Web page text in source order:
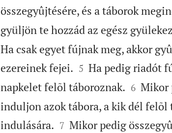
összegyûjtésére, és a táborok
gyüljön te hozzád az egész
Ha csak egyet fújnak meg, akkor
ezereinek fejei.
5 Ha pedig riadót
napkelet felõl táboroznak.
6 Mikor
induljon azok tábora, a kik dél
indulására.
7 Mikor pedig